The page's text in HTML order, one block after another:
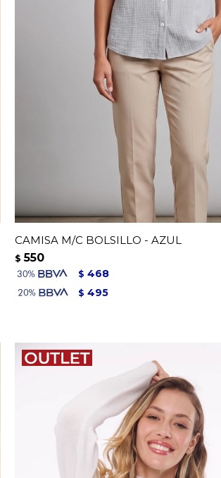
CAMISA M/C BOLSILLO - AZUL
$ 550
$ 468
$ 495